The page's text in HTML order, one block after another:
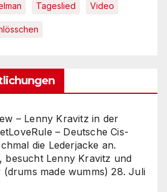
Tageslied Video
– Lenny Kravitz in der
– Deutsche Cis-
die Lederjacke an.
besucht Lenny Kravitz und
made wumms) 28. Juli